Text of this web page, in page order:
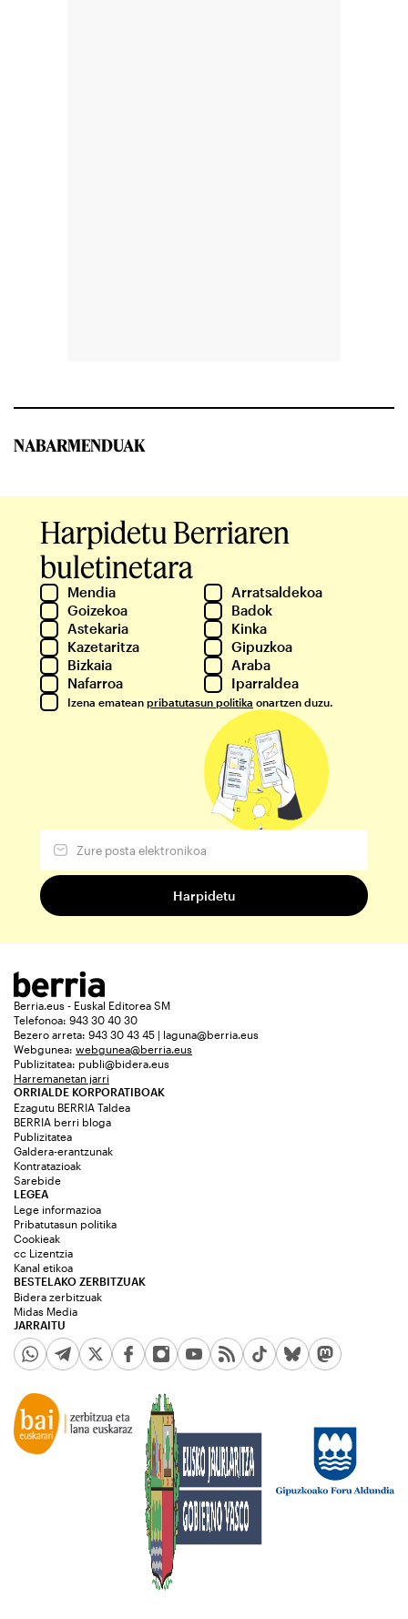
NABARMENDUAK
Harpidetu Berriaren
buletinetara
Mendia
Arratsaldekoa
Goizekoa
Badok
Astekaria
Kinka
Kazetaritza
Gipuzkoa
Bizkaia
Araba
Nafarroa
Iparraldea
Izena ematean pribatutasun politika onartzen duzu.
Berria.eus - Euskal Editorea SM
Telefonoa: 943 30 40 30
Bezero arreta: 943 30 43 45 | laguna@berria.eus
Webgunea: webgunea@berria.eus
Publizitatea: publi@bidera.eus
Harremanetan jarri
ORRIALDE KORPORATIBOAK
Ezagutu BERRIA Taldea
BERRIA berri bloga
Publizitatea
Galdera-erantzunak
Kontratazioak
Sarebide
JARRAITU
LEGEA
Lege informazioa
Pribatutasun politika
Cookieak
cc Lizentzia
Kanal etikoa
BESTELAKO ZERBITZUAK
Bidera zerbitzuak
Midas Media